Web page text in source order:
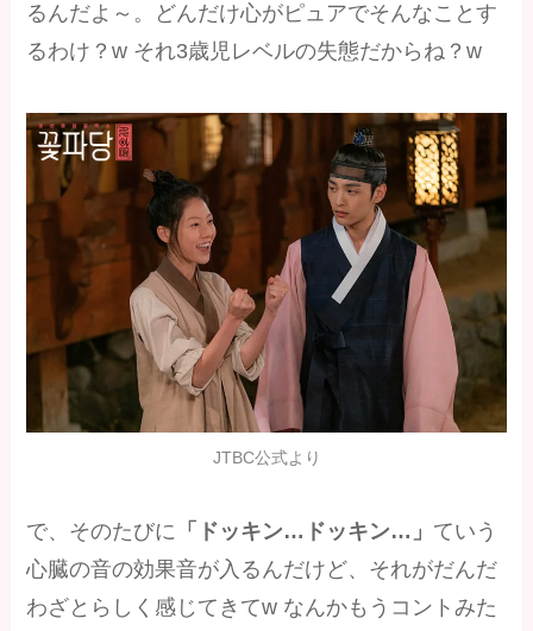
るんだよ～。どんだけ心がピュアでそんなことす
るわけ？w それ3歳児レベルの失態だからね？w
JTBC公式より
で、そのたびに 「ドッキン…ドッキン…」 ていう
心臓の音の効果音が入るんだけど、それがだんだ
わざとらしく感じてきてw なんかもうコントみた